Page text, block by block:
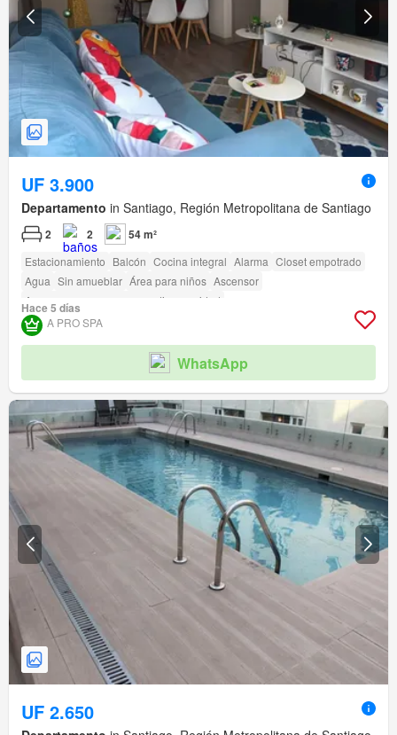
UF 3.900
Departamento in Santiago, Región Metropolitana de Santiago
2 2 54 m²
Estacionamiento Balcón Cocina integral Alarma Closet empotrado
Agua Sin amueblar Área para niños Ascensor
Acceso para personas con discapacidad
Hace 5 días
A PRO SPA
WhatsApp
UF 2.650